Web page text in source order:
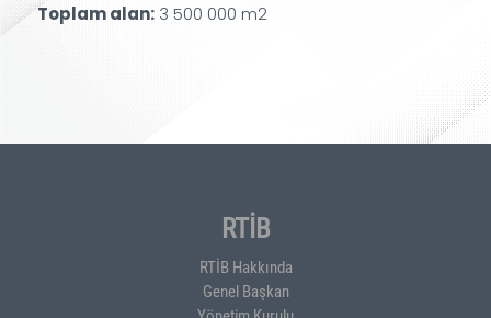
Toplam alan: 3 500 000 m2
RTİB
RTİB Hakkında
Genel Başkan